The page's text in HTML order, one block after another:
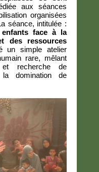
aux séances
organisées
séance, intitulée :
face à la
des ressources
un simple atelier
rare, mêlant
et recherche de
domination de